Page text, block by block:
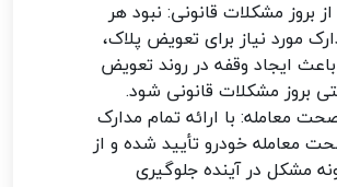
بروز مشکلات قانونی: نبود هر
مورد نیاز برای تعویض پلاک،
ایجاد وقفه در روند تعویض
بروز مشکلات قانونی شود.
معامله: با ارائه تمام مدارک
معامله خودرو تأیید شده و از
مشکل در آینده جلوگیری